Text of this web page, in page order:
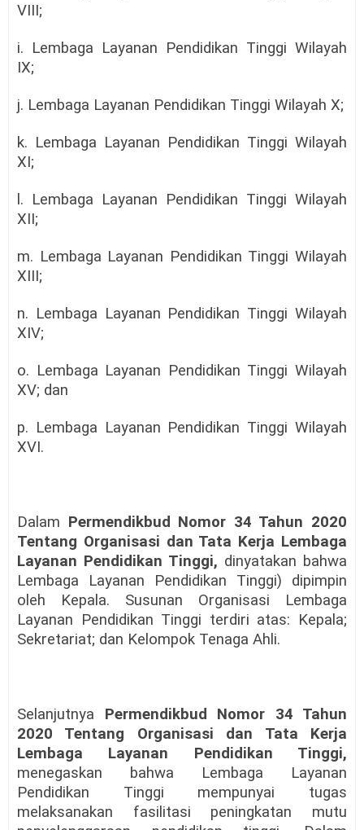
VIII;
i. Lembaga Layanan Pendidikan Tinggi Wilayah
IX;
j. Lembaga Layanan Pendidikan Tinggi Wilayah X;
k. Lembaga Layanan Pendidikan Tinggi Wilayah
XI;
l. Lembaga Layanan Pendidikan Tinggi Wilayah
XII;
m. Lembaga Layanan Pendidikan Tinggi Wilayah
XIII;
n. Lembaga Layanan Pendidikan Tinggi Wilayah
XIV;
o. Lembaga Layanan Pendidikan Tinggi Wilayah
XV; dan
p. Lembaga Layanan Pendidikan Tinggi Wilayah
XVI.
Dalam Permendikbud Nomor 34 Tahun 2020
Tentang Organisasi dan Tata Kerja Lembaga
Layanan Pendidikan Tinggi, dinyatakan bahwa
Lembaga Layanan Pendidikan Tinggi) dipimpin
oleh Kepala. Susunan Organisasi Lembaga
Layanan Pendidikan Tinggi terdiri atas: Kepala;
Sekretariat; dan Kelompok Tenaga Ahli.
Selanjutnya Permendikbud Nomor 34 Tahun
2020 Tentang Organisasi dan Tata Kerja
Lembaga Layanan Pendidikan Tinggi,
menegaskan bahwa Lembaga Layanan
Pendidikan Tinggi mempunyai tugas
melaksanakan fasilitasi peningkatan mutu